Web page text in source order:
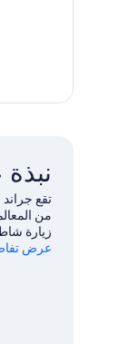
تقع
من
مثيرة في
عرض